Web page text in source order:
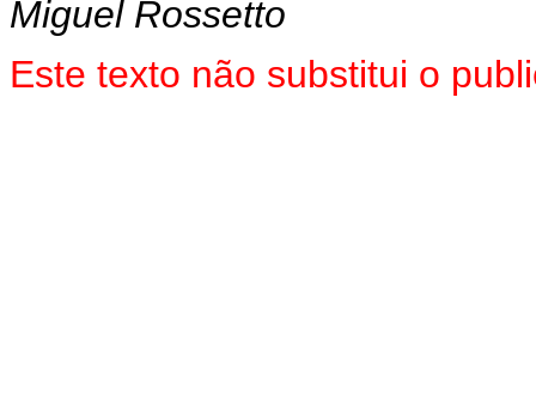
Miguel Rossetto
Este texto não substitui o